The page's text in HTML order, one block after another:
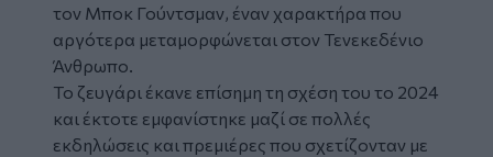
τον Μποκ Γούντσμαν, έναν χαρακτήρα που
αργότερα μεταμορφώνεται στον Τενεκεδένιο
Άνθρωπο.
Το ζευγάρι έκανε επίσημη τη σχέση του το 2024
και έκτοτε εμφανίστηκε μαζί σε πολλές
εκδηλώσεις και πρεμιέρες που σχετίζονταν με